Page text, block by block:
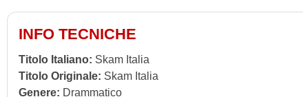
INFO TECNICHE
Titolo Italiano: Skam Italia
Titolo Originale: Skam Italia
Genere: Drammatico